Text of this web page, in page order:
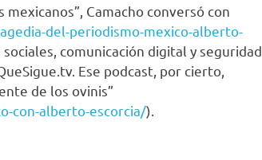
Camacho conversó con
del-periodismo-mexico-alberto-
comunicación digital y seguridad
Ese podcast, por cierto,
de los ovinis”
con-alberto-escorcia/).